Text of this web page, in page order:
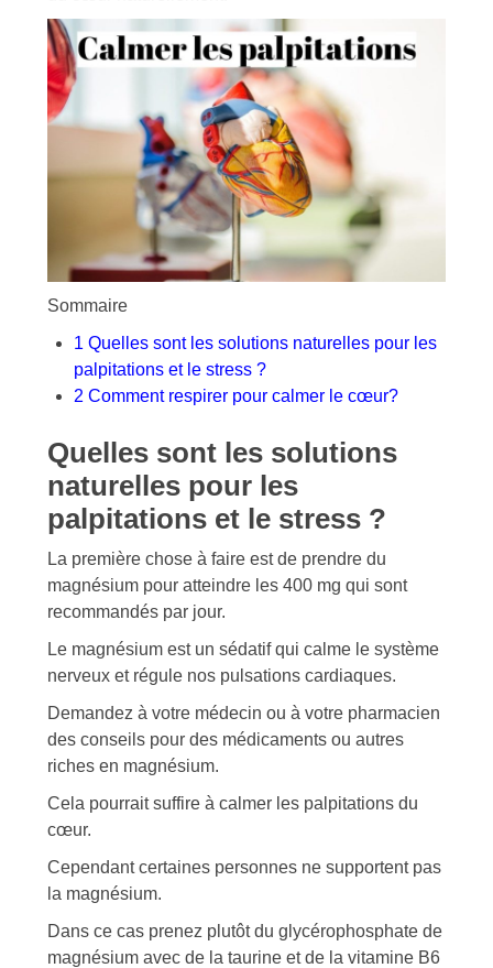
Sommaire
1 Quelles sont les solutions naturelles pour les
palpitations et le stress ?
2 Comment respirer pour calmer le cœur?
Quelles sont les solutions
naturelles pour les
palpitations et le stress ?
La première chose à faire est de prendre du
magnésium pour atteindre les 400 mg qui sont
recommandés par jour.
Le magnésium est un sédatif qui calme le système
nerveux et régule nos pulsations cardiaques.
Demandez à votre médecin ou à votre pharmacien
des conseils pour des médicaments ou autres
riches en magnésium.
Cela pourrait suffire à calmer les palpitations du
cœur.
Cependant certaines personnes ne supportent pas
la magnésium.
Dans ce cas prenez plutôt du glycérophosphate de
magnésium avec de la taurine et de la vitamine B6